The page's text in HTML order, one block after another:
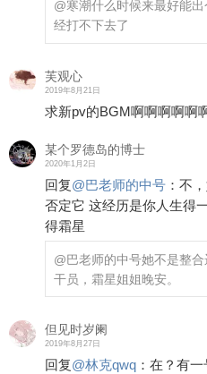
@寒潮什么时候来最好能
经打不下去了
芙观心
2019年8月21日
求新pv的BGM啊啊啊啊啊
某个罗德岛的博士
2020年1月2日
回复@巴老师的中号 ： 不
否定它 这经历是你人生得
得霜星
@巴老师的中号她不是整
干员，霜星姐姐晚安。
但见时岁阑
2019年8月27日
回复@林克qwq ： 在？有一